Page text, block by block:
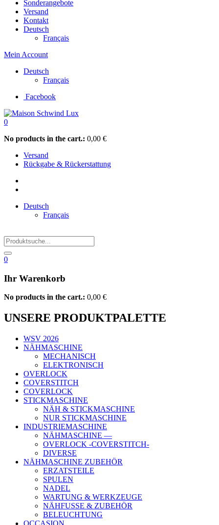
Sonderangebote
Versand
Kontakt
Deutsch
Français
Mein Account
Deutsch
Français
Facebook
0
No products in the cart.: 0,00 €
Versand
Rückgabe & Rückerstattung
Deutsch
Français
0
Ihr Warenkorb
No products in the cart.: 0,00 €
UNSERE PRODUKTPALETTE
WSV 2026
NÄHMASCHINE
MECHANISCH
ELEKTRONISCH
OVERLOCK
COVERSTITCH
COVERLOCK
STICKMASCHINE
NÄH & STICKMASCHINE
NUR STICKMASCHINE
INDUSTRIEMASCHINE
NÄHMASCHINE —
OVERLOCK -COVERSTITCH-
DIVERSE
NÄHMASCHINE ZUBEHÖR
ERZATSTEILE
SPULEN
NADEL
WARTUNG & WERKZEUGE
NÄHFUSSE & ZUBEHÖR
BELEUCHTUNG